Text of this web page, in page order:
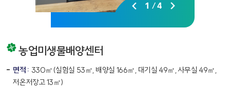
1 /4
농업미생물배양센터
면적 : 330㎡(실험실 53㎡, 배양실 166㎡, 대기실 49㎡, 사무실 49㎡,
저온저장고 13㎡)